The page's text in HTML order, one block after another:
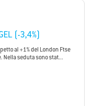
(-3,4%)
al +1% del London Ftse
Nella seduta sono stat...